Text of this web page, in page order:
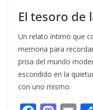
El tesoro de
Un relato íntimo que
memoria para
prisa del mundo
escondido en la
con uno mismo.